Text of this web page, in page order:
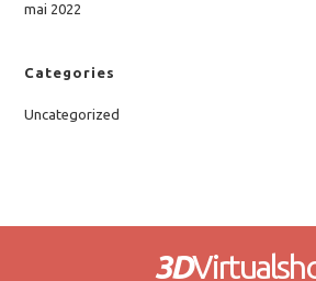
mai 2022
Categories
Uncategorized
3D